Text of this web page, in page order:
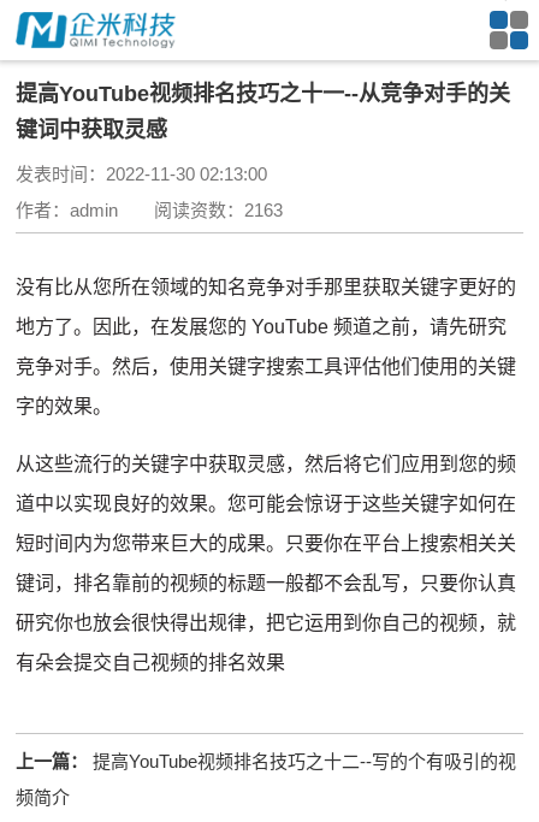
提高YouTube视频排名技巧之十一--从竞争对手的关
键词中获取灵感
发表时间：2022-11-30 02:13:00
作者：admin 阅读资数：2163
没有比从您所在领域的知名竞争对手那里获取关键字更好的
地方了。
因此，在发展您的 YouTube 频道之前，请先研究
竞争对手。然后，使用关键字搜索工具评估他们使用的关键
字的效果。
从这些流行的关键字中获取灵感，然后将它们应用到您的频
道中以实现良好的效果。您可能会惊讶于这些关键字如何在
短时间内为您带来巨大的成果。只要你在平台上搜索相关关
键词，排名靠前的视频的标题一般都不会乱写，只要你认真
研究你也放会很快得出规律，把它运用到你自己的视频，就
有朵会提交自己视频的排名效果
上一篇：
提高YouTube视频排名技巧之十二--写的个有吸引的视
频简介